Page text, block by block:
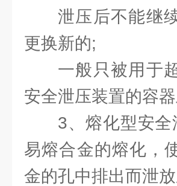
泄压后不能继
更换新的;
一般只被用于
安全泄压装置的容器
3、熔化型安
易熔合金的熔化，
金的孔中排出而泄放